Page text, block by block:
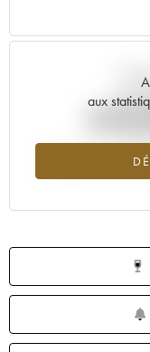
aux
Tendance à la